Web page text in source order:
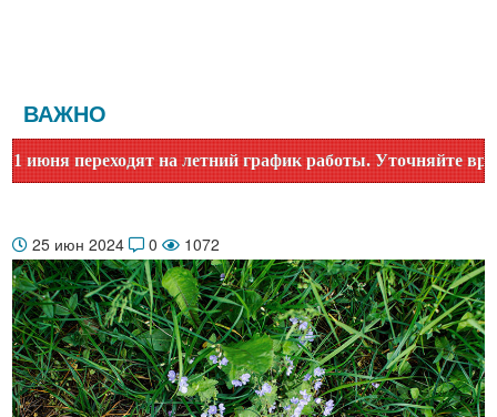
ВАЖНО
переходят на летний график работы. Уточняйте время
25 июн 2024 0 1072